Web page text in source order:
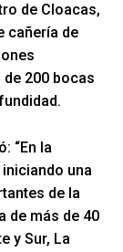
de Cloacas,
cañería de
200 bocas
“En la
una
de la
de más de 40
y Sur, La